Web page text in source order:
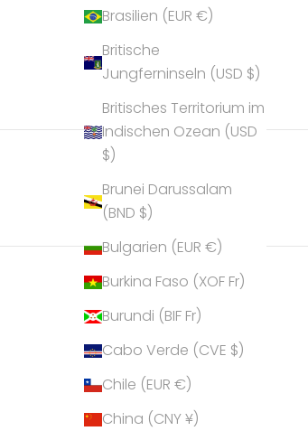
Brasilien (EUR €)
Britische
Jungferninseln (USD $)
Britisches Territorium im
Indischen Ozean (USD
$)
Brunei Darussalam
(BND $)
Bulgarien (EUR €)
Burkina Faso (XOF Fr)
Burundi (BIF Fr)
Cabo Verde (CVE $)
Chile (EUR €)
China (CNY ¥)